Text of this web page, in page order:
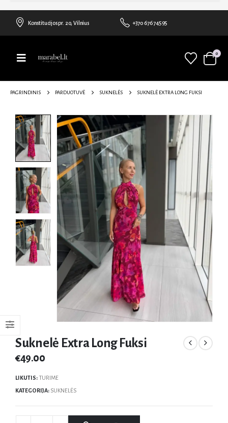
Konstitucijos pr. 20, Vilnius +370 676 74595
0
PAGRINDINIS PARDUOTUVĖ SUKNELĖS SUKNELĖ EXTRA LONG FUKSI
Suknelė Extra Long Fuksi
€49.00
LIKUTIS: TURIME
KATEGORIJA: SUKNELĖS